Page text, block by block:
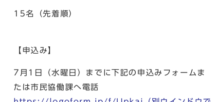
15名（先着順）
【申込み】
7月1日（水曜日）までに下記の申込みフォームま
たは市民協働課へ電話